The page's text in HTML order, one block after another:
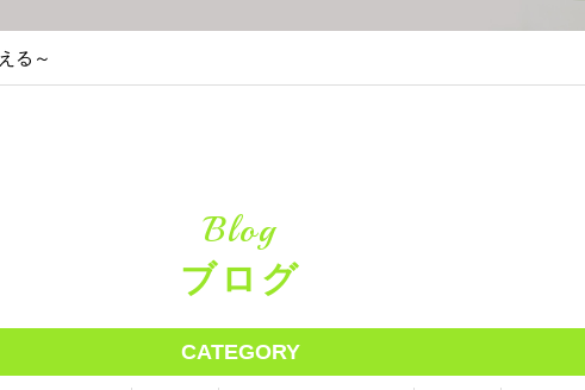
る～
Blog
ブログ
CATEGORY